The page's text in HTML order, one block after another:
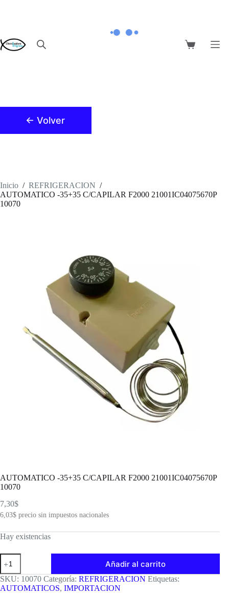
Carro
← Volver
Inicio / REFRIGERACION /
AUTOMATICO -35+35 C/CAPILAR F2000 21001IC04075670P
10070
AUTOMATICO -35+35 C/CAPILAR F2000 21001IC04075670P
10070
7,30$
6,03$ precio sin impuestos nacionales
Hay existencias
AUTOMATICO
-35+35
C/CAPILAR
F2000
21001IC04075670P
Añadir al carrito
SKU: 10070 Categoría: REFRIGERACION Etiquetas:
AUTOMATICOS, IMPORTACION